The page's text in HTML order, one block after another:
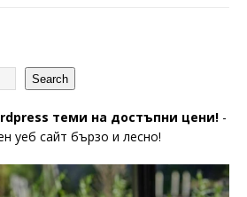
Search
теми на достъпни цени! -
уеб сайт бързо и лесно!